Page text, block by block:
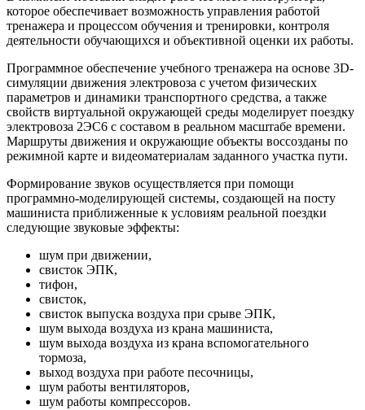
которое обеспечивает возможность управления работой
тренажера и процессом обучения и тренировки, контроля
деятельности обучающихся и объективной оценки их работы.
Программное обеспечение учебного тренажера на основе 3D-
симуляции движения электровоза с учетом физических
параметров и динамики транспортного средства, а также
свойств виртуальной окружающей среды моделирует поездку
электровоза 2ЭС6 с составом в реальном масштабе времени.
Маршруты движения и окружающие объекты воссозданы по
режимной карте и видеоматериалам заданного участка пути.
Формирование звуков осуществляется при помощи
программно-моделирующей системы, создающей на посту
машиниста приближенные к условиям реальной поездки
следующие звуковые эффекты:
шум при движении,
свисток ЭПК,
тифон,
свисток,
свисток выпуска воздуха при срыве ЭПК,
шум выхода воздуха из крана машиниста,
шум выхода воздуха из крана вспомогательного
тормоза,
выход воздуха при работе песочницы,
шум работы вентиляторов,
шум работы компрессоров.